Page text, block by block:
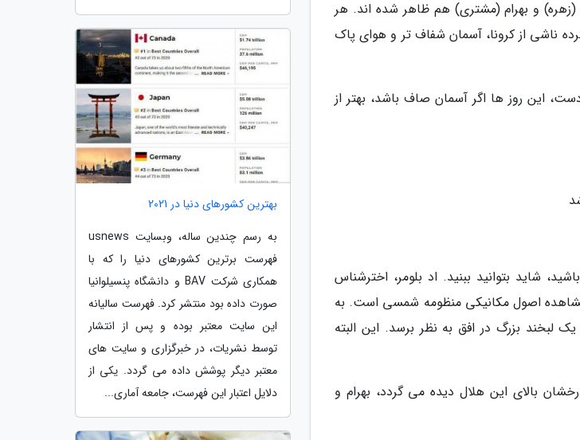
(زهره) و بهرام (مشتری) هم ظاهر شده اند. هر
ناشی از کرونا، آسمان شفاف تر و هوای پاک
این روز ها اگر آسمان صاف باشد، بهتر از
شاید بتوانید ببنید. اد بلومر، اخترشناس
مشاهده اصول مکانیکی منظومه شمسی است. به
لبخند بزرگ در افق به نظر برسد. این البته
بالای این هلال دیده می گردد، بهرام و
بهترین کشورهای دنیا در 2021
به رسم چندین ساله، وبسایت usnews
فهرست برترین کشورهای دنیا را که با
همکاری شرکت BAV و دانشگاه پنسیلوانیا
صورت داده بود منتشر کرد. فهرست سالیانه
این سایت معتبر بوده و پس از انتشار
توسط نشریات، در خبرگزاری و سایت های
معتبر دیگر پوشش داده می گردد. یکی از
دلایل اعتبار این فهرست، جامعه آماری...